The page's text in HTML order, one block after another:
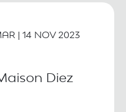
| 14 NOV 2023
Diez